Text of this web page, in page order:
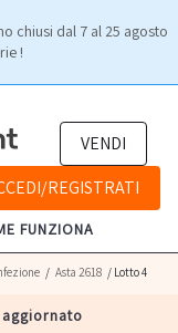
chiusi dal 7 al 25 agosto
!
VENDI
REGISTRATI
FUNZIONA
aggiornato
/ Asta 2618 / Lotto 4